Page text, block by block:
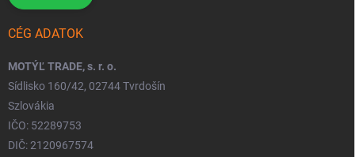
CÉG ADATOK
MOTÝĽ TRADE, s. r. o.
Sídlisko 160/42, 02744 Tvrdošín
Szlovákia
IČO: 52289753
DIČ: 2120967574